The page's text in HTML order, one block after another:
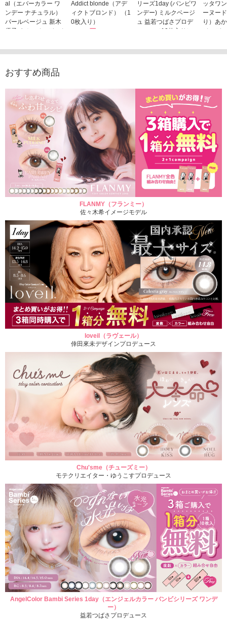
al（エバーカラー ワ
ンデー ナチュラル）
パールベージュ 新木
優子イメージモデルカ
2,598円(税込)
Addict blonde（アデ
ィクトブロンド） （1
0枚入り）
1,760円
リーズ1day (バンビワ
ンデー) ミルクベージ
ュ 益若つばさプロデ
ュース（10枚入り）
ッタワ
ーヌー
り）あ
ジモデル
おすすめ商品
FLANMY（フランミー）
佐々木希イメージモデル
loveil（ラヴェール）
倖田來未デザインプロデュース
Chu'sme（チューズミー）
モテクリエイター・ゆうこすプロデュース
AngelColor Bambi Series 1day（エンジェルカラー バンビシリーズ ワンデ
ー）
益若つばさプロデュース